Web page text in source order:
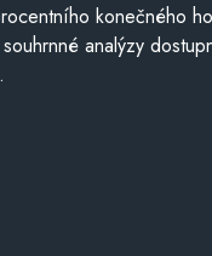
konečného
analýzy